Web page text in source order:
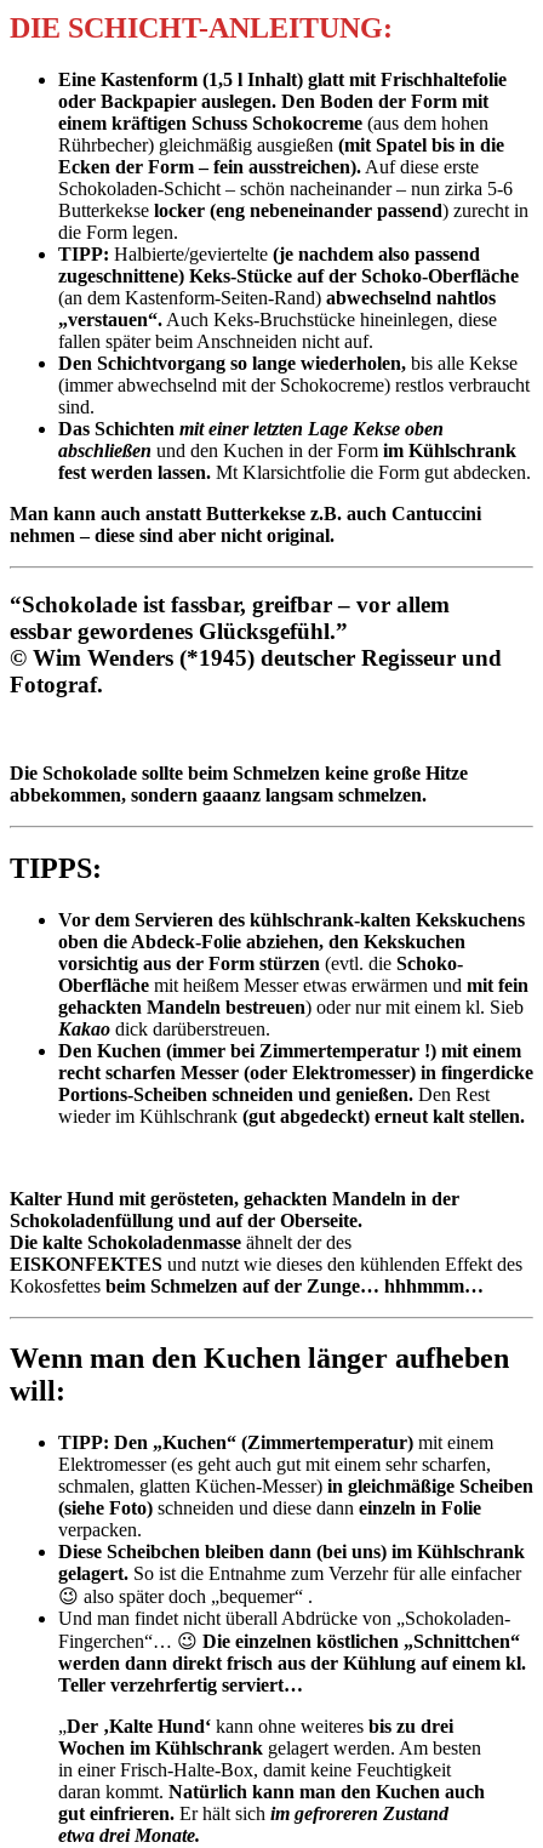
DIE SCHICHT-ANLEITUNG:
Eine Kastenform (1,5 l Inhalt) glatt mit Frischhaltefolie
oder Backpapier auslegen. Den Boden der Form mit
einem kräftigen Schuss Schokocreme (aus dem hohen
Rührbecher) gleichmäßig ausgießen (mit Spatel bis in die
Ecken der Form – fein ausstreichen). Auf diese erste
Schokoladen-Schicht – schön nacheinander – nun zirka 5-6
Butterkekse locker (eng nebeneinander passend) zurecht in
die Form legen.
TIPP: Halbierte/geviertelte (je nachdem also passend
zugeschnittene) Keks-Stücke auf der Schoko-Oberfläche
(an dem Kastenform-Seiten-Rand) abwechselnd nahtlos
„verstauen“. Auch Keks-Bruchstücke hineinlegen, diese
fallen später beim Anschneiden nicht auf.
Den Schichtvorgang so lange wiederholen, bis alle Kekse
(immer abwechselnd mit der Schokocreme) restlos verbraucht
sind.
Das Schichten mit einer letzten Lage Kekse oben
abschließen und den Kuchen in der Form im Kühlschrank
fest werden lassen. Mt Klarsichtfolie die Form gut abdecken.
Man kann auch anstatt Butterkekse z.B. auch Cantuccini
nehmen – diese sind aber nicht original.
“Schokolade ist fassbar, greifbar – vor allem
essbar gewordenes Glücksgefühl.”
© Wim Wenders (*1945) deutscher Regisseur und
Fotograf.
Die Schokolade sollte beim Schmelzen keine große Hitze
abbekommen, sondern gaaanz langsam schmelzen.
TIPPS:
Vor dem Servieren des kühlschrank-kalten Kekskuchens
oben die Abdeck-Folie abziehen, den Kekskuchen
vorsichtig aus der Form stürzen (evtl. die Schoko-
Oberfläche mit heißem Messer etwas erwärmen und mit fein
gehackten Mandeln bestreuen) oder nur mit einem kl. Sieb
Kakao dick darüberstreuen.
Den Kuchen (immer bei Zimmertemperatur !) mit einem
recht scharfen Messer (oder Elektromesser) in fingerdicke
Portions-Scheiben schneiden und genießen. Den Rest
wieder im Kühlschrank (gut abgedeckt) erneut kalt stellen.
Kalter Hund mit gerösteten, gehackten Mandeln in der
Schokoladenfüllung und auf der Oberseite.
Die kalte Schokoladenmasse ähnelt der des
EISKONFEKTES und nutzt wie dieses den kühlenden Effekt des
Kokosfettes beim Schmelzen auf der Zunge… hhhmmm…
Wenn man den Kuchen länger aufheben
will:
TIPP: Den „Kuchen“ (Zimmertemperatur) mit einem
Elektromesser (es geht auch gut mit einem sehr scharfen,
schmalen, glatten Küchen-Messer) in gleichmäßige Scheiben
(siehe Foto) schneiden und diese dann einzeln in Folie
verpacken.
Diese Scheibchen bleiben dann (bei uns) im Kühlschrank
gelagert. So ist die Entnahme zum Verzehr für alle einfacher
😉 also später doch „bequemer“ .
Und man findet nicht überall Abdrücke von „Schokoladen-
Fingerchen“… 😉 Die einzelnen köstlichen „Schnittchen“
werden dann direkt frisch aus der Kühlung auf einem kl.
Teller verzehrfertig serviert…
„Der ‚Kalte Hund‘ kann ohne weiteres bis zu drei
Wochen im Kühlschrank gelagert werden. Am besten
in einer Frisch-Halte-Box, damit keine Feuchtigkeit
daran kommt. Natürlich kann man den Kuchen auch
gut einfrieren. Er hält sich im gefroreren Zustand
etwa drei Monate.